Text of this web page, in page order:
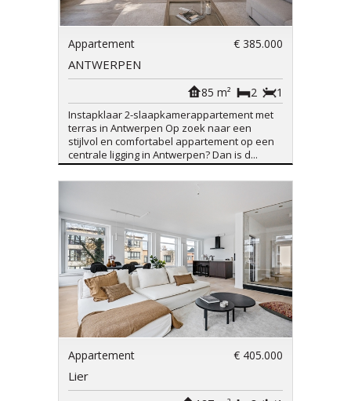
Appartement € 385.000
ANTWERPEN
1
2
85 m²
Instapklaar 2-slaapkamerappartement met
terras in Antwerpen Op zoek naar een
stijlvol en comfortabel appartement op een
centrale ligging in Antwerpen? Dan is d...
Appartement € 405.000
Lier